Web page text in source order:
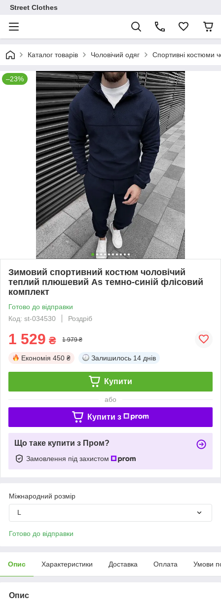
Street Clothes
Каталог товарів Чоловічий одяг Спортивні костюми
–23%
Зимовий спортивний костюм чоловічий
теплий плюшевий As темно-синій флісовий
комплект
Готово до відправки
Код: st-034530
Роздріб
1 529 ₴ 1 979 ₴
Економія 450 ₴ Залишилось 14 днів
Купити
або
Купити з
Що таке купити з Пром?
Замовлення під захистом
Міжнародний розмір
L
Готово до відправки
Опис Характеристики Доставка Оплата Умови
Опис